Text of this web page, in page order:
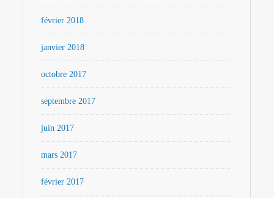
février 2018
janvier 2018
octobre 2017
septembre 2017
juin 2017
mars 2017
février 2017